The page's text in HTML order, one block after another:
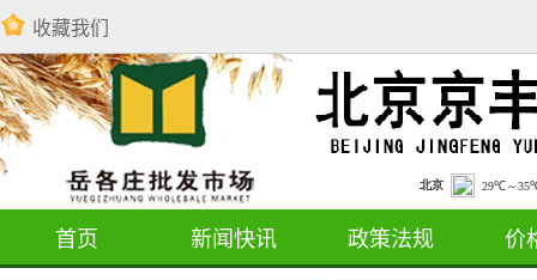
收藏我们
首页 新闻快讯 政策法规 价